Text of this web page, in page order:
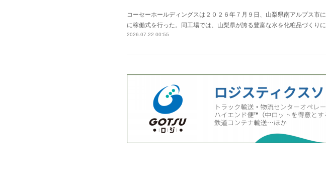
コーセーホールディングスは２０２６年７月９日、山梨県南アルプス
に稼働式を行った。同工場では、山梨県が誇る豊富な水を化粧品づく
2026.07.22 00:55